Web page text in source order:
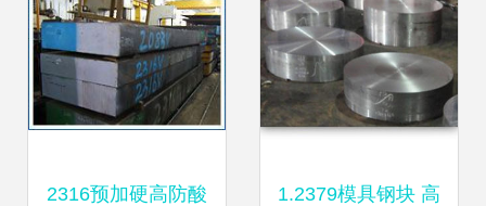
2316预加硬高防酸 1.2379模具钢块 高